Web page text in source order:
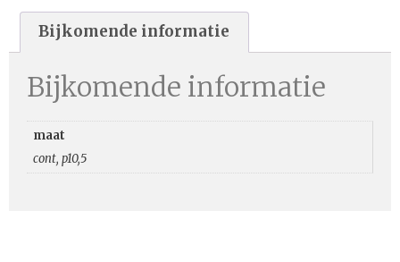
Bijkomende informatie
Bijkomende informatie
maat
cont, p10,5